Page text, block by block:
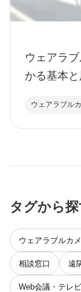
ウェアラ
かる基本
ウェアラブル
タグから
ウェアラブルカ
相談窓口 遠
Web会議・テレ